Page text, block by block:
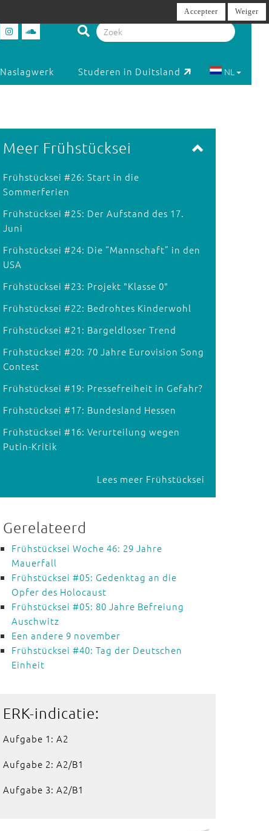
Naslagwerk Studeren in Duitsland NL
Meer Frühstücksei
Frühstücksei #26: Start in die
Sommerferien
Frühstücksei #25: Der Aufstand des 17.
Juni
Frühstücksei #24: Die “Mannschaft” in den
USA
Frühstücksei #23: Projekt "Klasse 0"
Frühstücksei #22: Bedrohtes Kinderwohl
Frühstücksei #21: Bargeldloser Trend
Frühstücksei #20: 70 Jahre Eurovision Song
Contest
Frühstücksei #19: Pressefreiheit in Gefahr?
Frühstücksei #17: Bundesland Hessen
Frühstücksei #16: Verurteilung wegen
Putin-Kritik
Lees meer Frühstücksei
Gerelateerd
Frühstücksei Woche 46: 29 Jahre
Mauerfall
Frühstücksei #05: Gedenktag an die
Opfer des Holocaust
Frühstücksei #05: 80 Jahre Befreiung
Auschwitz
Een andere 9 november
Frühstücksei #40: Tag der Deutschen
Einheit
ERK-indicatie:
Aufgabe 1: A2
Aufgabe 2: A2/B1
Aufgabe 3: A2/B1
Accepteer Weiger